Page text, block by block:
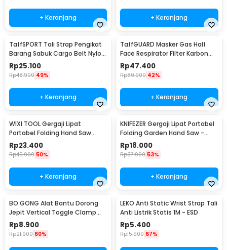
+ Keranjang + Keranjang
TaffSPORT Tali Strap Pengikat
Barang Sabuk Cargo Belt Nylon
5M - XR2
Rp25.100
Rp48.900 49%
+ Keranjang
TaffGUARD Masker Gas Half
Face Respirator Filter Karbon
Aktif KN95 - 6200
Rp47.400
Rp80.900 42%
+ Keranjang
WIXI TOOL Gergaji Lipat
Portabel Folding Hand Saw
39cm - JSZ-002
Rp23.400
Rp45.900 50%
+ Keranjang
KNIFEZER Gergaji Lipat Portabel
Folding Garden Hand Saw -
LA145
Rp18.000
Rp37.900 53%
+ Keranjang
BO GONG Alat Bantu Dorong
Jepit Vertical Toggle Clamp
Hold Down Handle - GH-13009
Rp8.900
Rp21.900 60%
LEKO Anti Static Wrist Strap Tali
Anti Listrik Statis 1M - ESD
Rp5.400
Rp15.900 67%